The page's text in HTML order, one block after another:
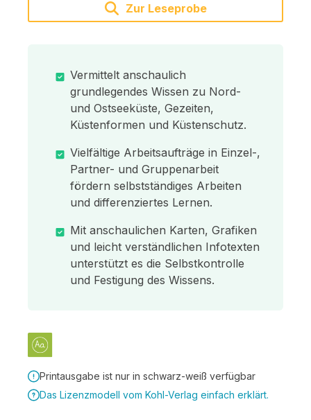
Zur Leseprobe
Vermittelt anschaulich
grundlegendes Wissen zu Nord-
und Ostseeküste, Gezeiten,
Küstenformen und Küstenschutz.
Vielfältige Arbeitsaufträge in Einzel-,
Partner- und Gruppenarbeit
fördern selbstständiges Arbeiten
und differenziertes Lernen.
Mit anschaulichen Karten, Grafiken
und leicht verständlichen Infotexten
unterstützt es die Selbstkontrolle
und Festigung des Wissens.
Printausgabe ist nur in schwarz-weiß verfügbar
Das Lizenzmodell vom Kohl-Verlag einfach erklärt.